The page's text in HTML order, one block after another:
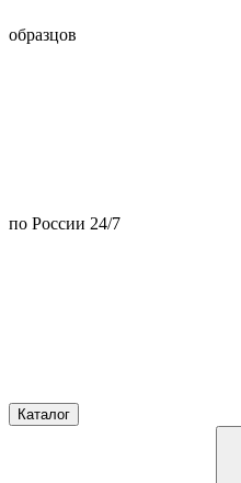
образцов
по России 24/7
Каталог